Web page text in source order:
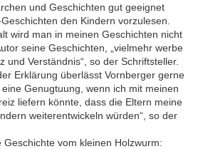
und Geschichten gut geeignet
den Kindern vorzulesen.
wird man in meinen Geschichten nicht
seine Geschichten, „vielmehr werbe
und Verständnis“, so der Schriftsteller.
Erklärung überlässt Vornberger gerne
Genugtuung, wenn ich mit meinen
liefern könnte, dass die Eltern meine
weiterentwickeln würden“, so der
vom kleinen Holzwurm: